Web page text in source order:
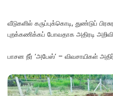
வீடுகளில் கருப்புக்கொடி, துண்டுப்
புறக்கணிக்கப் போவதாக அதிரடி
பாசன நீர் ‘அபேஸ்’ – விவசாயிகள்